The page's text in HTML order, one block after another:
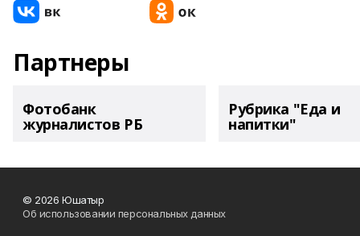
Партнеры
Фотобанк
журналистов РБ
Рубрика "Еда и
напитки"
© 2026 Юшатыр
Об использовании персональных данных